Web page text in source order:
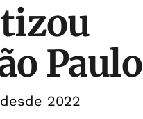
Paulo
2022